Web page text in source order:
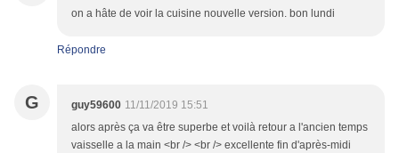
on a hâte de voir la cuisine nouvelle version. bon lundi
Répondre
G guy59600 11/11/2019 15:51
alors après ça va être superbe et voilà retour a l'ancien temps
vaisselle a la main <br /> <br /> excellente fin d'après-midi